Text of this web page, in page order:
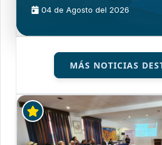
04 de Agosto del 2026
MÁS NOTICIAS